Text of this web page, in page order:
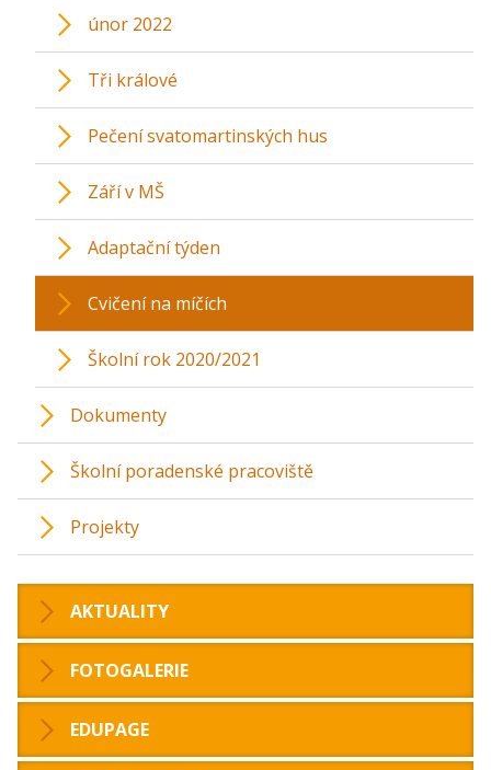
únor 2022
Tři králové
Pečení svatomartinských hus
Září v MŠ
Adaptační týden
Cvičení na míčích
Školní rok 2020/2021
Dokumenty
Školní poradenské pracoviště
Projekty
AKTUALITY
FOTOGALERIE
EDUPAGE